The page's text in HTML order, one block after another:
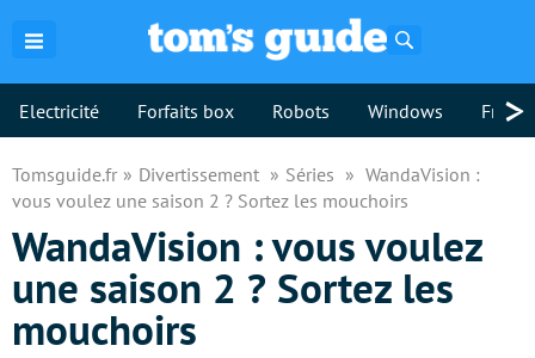
Electricité Forfaits box Robots Windows >
Tomsguide.fr Divertissement Séries
WandaVision :
vous voulez une saison 2 ? Sortez les mouchoirs
WandaVision : vous voulez
une saison 2 ? Sortez les
mouchoirs